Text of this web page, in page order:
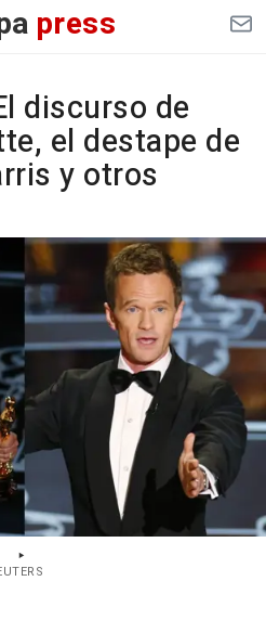
press
discurso de
el destape de
y otros